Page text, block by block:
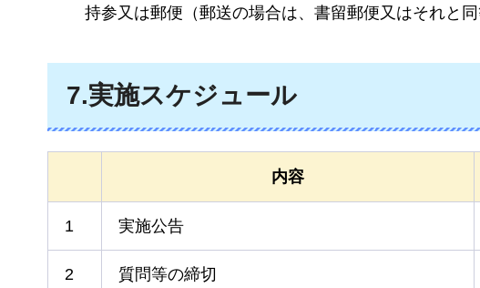
持参又は郵便（郵送の場合は、書留郵便又はそれと同
7.実施スケジュール
内容
1 実施公告
2 質問等の締切